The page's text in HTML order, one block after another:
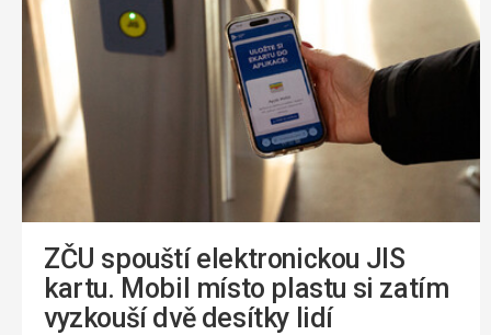
ZČU spouští elektronickou JIS
kartu. Mobil místo plastu si zatím
vyzkouší dvě desítky lidí